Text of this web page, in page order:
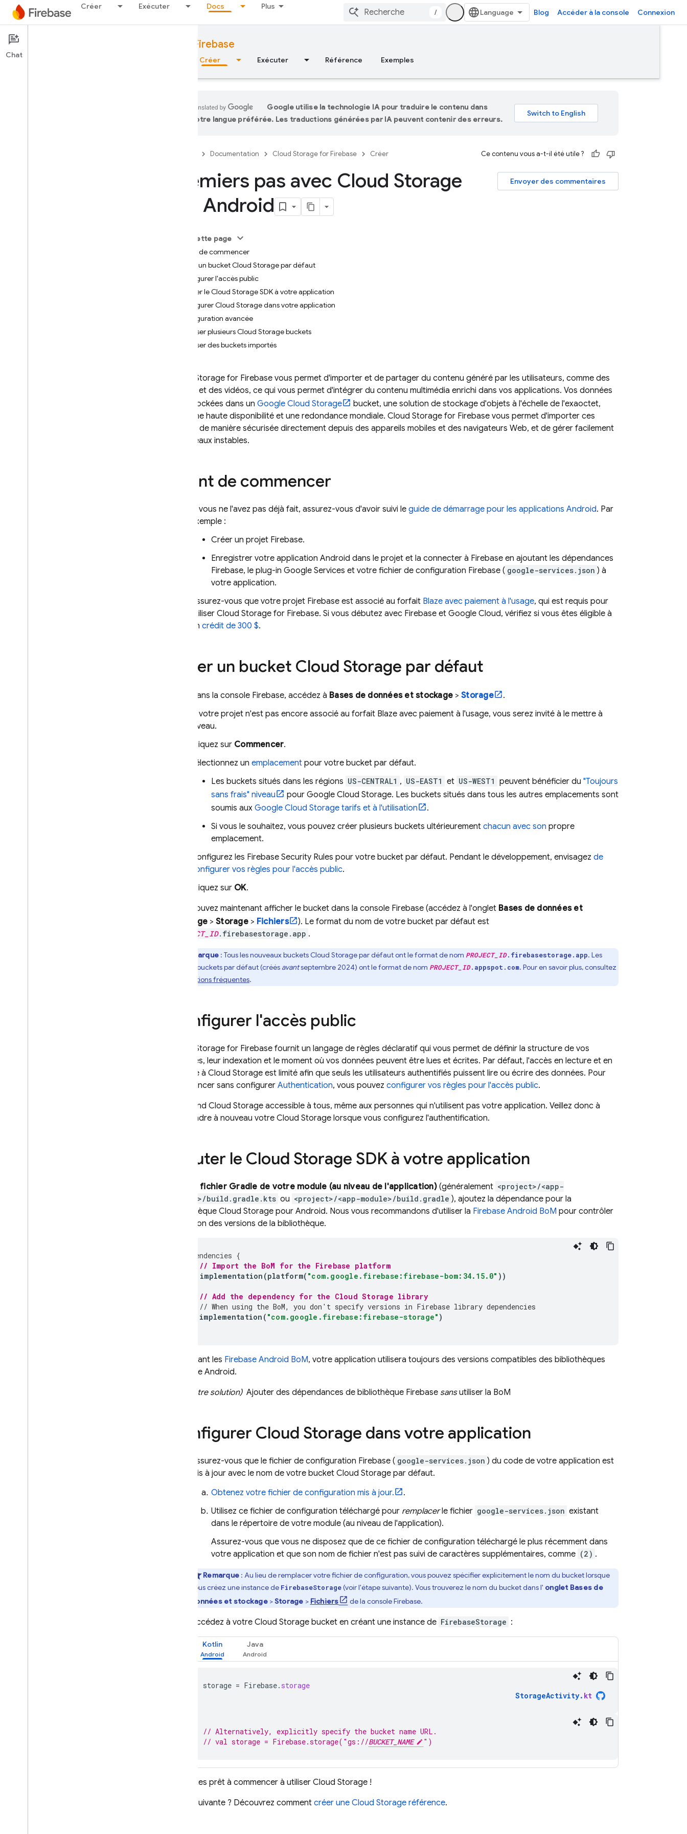
Créer Exécuter Docs Plus
/ Blog Accéder à la console Connexion
Documentation Cloud Storage for Firebase
Aperçu Créer Exécuter Référence Exemples
Google utilise la technologie IA pour traduire le contenu dans
votre langue préférée. Les traductions générées par IA peuvent contenir des erreurs.
Documentation Cloud Storage for Firebase Créer Ce contenu vous a-t-il été utile ?
Envoyer des commentaires
Premiers pas avec Cloud Storage
sur Android
Sur cette page
Avant de commencer
Créer un bucket Cloud Storage par défaut
Configurer l'accès public
Ajouter le Cloud Storage SDK à votre application
Configurer Cloud Storage dans votre application
Configuration avancée
Utiliser plusieurs Cloud Storage buckets
Utiliser des buckets importés
Cloud Storage for Firebase vous permet d'importer et de partager du contenu généré par les utilisateurs, comme des
images et des vidéos, ce qui vous permet d'intégrer du contenu multimédia enrichi dans vos applications. Vos données
sont stockées dans un Google Cloud Storage
bucket, une solution de stockage d'objets à l'échelle de l'exaoctet,
avec une haute disponibilité et une redondance mondiale. Cloud Storage for Firebase vous permet d'importer ces
fichiers de manière sécurisée directement depuis des appareils mobiles et des navigateurs Web, et de gérer facilement
les réseaux instables.
Avant de commencer
Si vous ne l'avez pas déjà fait, assurez-vous d'avoir suivi le guide de démarrage pour les applications Android. Par
exemple :
Créer un projet Firebase.
Enregistrer votre application Android dans le projet et la connecter à Firebase en ajoutant les dépendances
Firebase, le plug-in Google Services et votre fichier de configuration Firebase ( google-services.json ) à
votre application.
Assurez-vous que votre projet Firebase est associé au forfait Blaze avec paiement à l'usage, qui est requis pour
utiliser Cloud Storage for Firebase. Si vous débutez avec Firebase et Google Cloud, vérifiez si vous êtes éligible à
un crédit de 300 $.
Créer un bucket Cloud Storage par défaut
Dans la console Firebase, accédez à Bases de données et stockage > Storage
.
Si votre projet n'est pas encore associé au forfait Blaze avec paiement à l'usage, vous serez invité à le mettre à
niveau.
Cliquez sur Commencer.
Sélectionnez un emplacement pour votre bucket par défaut.
Les buckets situés dans les régions US-CENTRAL1 , US-EAST1 et US-WEST1 peuvent bénéficier du "Toujours
sans frais" niveau
pour Google Cloud Storage. Les buckets situés dans tous les autres emplacements sont
soumis aux Google Cloud Storage tarifs et à l'utilisation
.
Si vous le souhaitez, vous pouvez créer plusieurs buckets ultérieurement chacun avec son propre
emplacement.
Configurez les Firebase Security Rules pour votre bucket par défaut. Pendant le développement, envisagez de
configurer vos règles pour l'accès public.
Cliquez sur OK.
Vous pouvez maintenant afficher le bucket dans la console Firebase (accédez à l'onglet Bases de données et
stockage > Storage> Fichiers ). Le format du nom de votre bucket par défaut est
PROJECT_ID.firebasestorage.app .
Remarque : Tous les nouveaux buckets Cloud Storagepar défaut ont le format de nom PROJECT_ID.firebasestorage.app. Les
anciens buckets par défaut (créés avantseptembre 2024) ont le format de nom PROJECT_ID.appspot.com. Pour en savoir plus, consultez
questions fréquentes.
Configurer l'accès public
Cloud Storage for Firebase fournit un langage de règles déclaratif qui vous permet de définir la structure de vos
données, leur indexation et le moment où vos données peuvent être lues et écrites. Par défaut, l'accès en lecture et en
écriture à Cloud Storage est limité afin que seuls les utilisateurs authentifiés puissent lire ou écrire des données. Pour
commencer sans configurer Authentication, vous pouvez configurer vos règles pour l'accès public.
Cela rend Cloud Storage accessible à tous, même aux personnes qui n'utilisent pas votre application. Veillez donc à
restreindre à nouveau votre Cloud Storage lorsque vous configurez l'authentification.
Ajouter le Cloud Storage SDK à votre application
fichier Gradle de votre module (au niveau de l'application)(généralement <project>/<app-
module>/build.gradle.kts ou <project>/<app-module>/build.gradle ), ajoutez la dépendance pour la
bibliothèque Cloud Storage pour Android. Nous vous recommandons d'utiliser la Firebase Android BoM pour contrôler
la gestion des versions de la bibliothèque.
dependencies {
// Import the BoM for the Firebase platform
implementation (platform( "com.google.firebase:firebase-bom:34.15.0" ))
// Add the dependency for the Cloud Storage library
// When using the BoM, you don't specify versions in Firebase library dependencies
implementation ( "com.google.firebase:firebase-storage" )
En utilisant les Firebase Android BoM, votre application utilisera toujours des versions compatibles des bibliothèques
Firebase Android.
(Autre solution)Ajouter des dépendances de bibliothèque Firebase sansutiliser la BoM
Configurer Cloud Storage dans votre application
Assurez-vous que le fichier de configuration Firebase ( google-services.json ) du code de votre application est
mis à jour avec le nom de votre bucket Cloud Storage par défaut.
Obtenez votre fichier de configuration mis à jour.
.
Utilisez ce fichier de configuration téléchargé pour remplacerle fichier google-services.json existant
dans le répertoire de votre module (au niveau de l'application).
Assurez-vous que vous ne disposez que de ce fichier de configuration téléchargé le plus récemment dans
votre application et que son nom de fichier n'est pas suivi de caractères supplémentaires, comme (2) .
Remarque : Au lieu de remplacer votre fichier de configuration, vous pouvez spécifier explicitement le nom du bucket lorsque
vous créez une instance de FirebaseStorage(voir l'étape suivante). Vous trouverez le nom du bucket dans l' onglet Bases de
données et stockage>Storage > Fichiers de la consoleFirebase.
Accédez à votre Cloud Storage bucket en créant une instance de FirebaseStorage :
Kotlin Java
storage = Firebase. storage
StorageActivity. kt
// Alternatively, explicitly specify the bucket name URL.
// val storage = Firebase.storage("gs://BUCKET_NAME ")
Vous êtes prêt à commencer à utiliser Cloud Storage !
Étape suivante ? Découvrez comment créer une Cloud Storage référence.
Chat